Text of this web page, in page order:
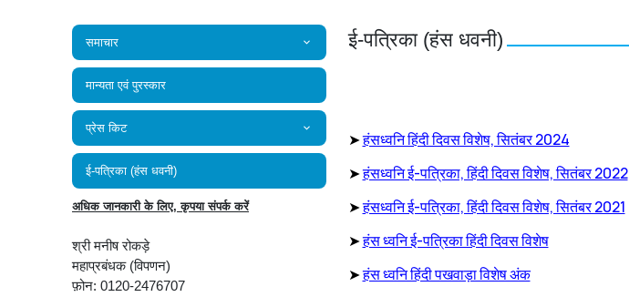
समाचार
मान्यता एवं पुरस्कार
प्रेस किट
ई-पत्रिका (हंस धवनी)
अधिक जानकारी के लिए, कृपया संपर्क करें
श्री मनीष रोकड़े
महाप्रबंधक (विपणन)
फ़ोन: 0120-2476707
ई-पत्रिका (हंस धवनी)
➤हंसध्वनि हिंदी दिवस विशेष, सितंबर 2024
➤हंसध्वनि ई-पत्रिका, हिंदी दिवस विशेष, सितंबर 2022
➤हंसध्वनि ई-पत्रिका, हिंदी दिवस विशेष, सितंबर 2021
➤हंस ध्वनि ई-पत्रिका हिंदी दिवस विशेष
➤हंस ध्वनि हिंदी पखवाड़ा विशेष अंक